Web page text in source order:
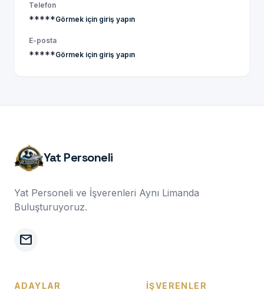
Telefon
*****Görmek için giriş yapın
E-posta
*****Görmek için giriş yapın
Yat Personeli
Yat Personeli ve İşverenleri Aynı Limanda
Buluşturuyoruz.
mail
ADAYLAR İŞVERENLER